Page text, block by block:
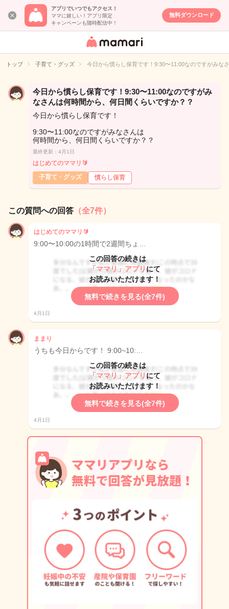
アプリでいつでもアクセス！
ママに嬉しい！アプリ限定
キャンペーンも随時配信中！
無料ダウンロード
女性専用匿名QA
イト
トップ 子育て・グッズ 今日から慣らし保育です！9:30〜11:00なのですがみな
今日から慣らし保育です！9:30〜11:00なのですがみ
なさんは何時間から、何日間くらいですか？？
今日から慣らし保育です！
9:30〜11:00なのですがみなさんは
何時間から、何日間くらいですか？？
最終更新：4月1日
はじめてのママリ🔰
子育て・グッズ
慣らし保育
この質問への回答 （全7件）
はじめてのママリ🔰
9:00〜10:00の1時間で2週間ちょ…
この回答の続きは
「ママリ」アプリ にて
お読みいただけます！
無料で続きを見る(全7件)
4月1日
ままり
うちも今日からです！ 9:00~10:…
この回答の続きは
「ママリ」アプリ にて
お読みいただけます！
無料で続きを見る(全7件)
4月1日